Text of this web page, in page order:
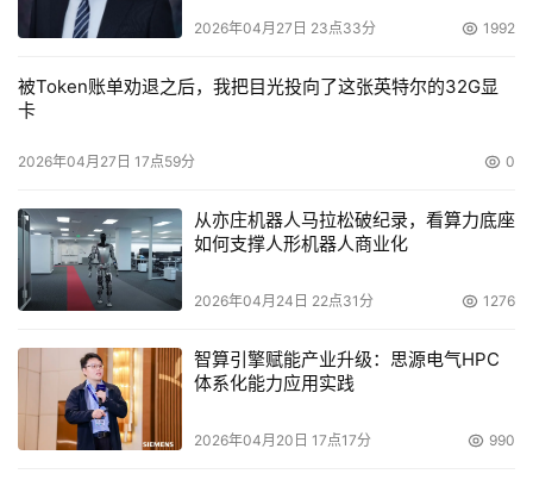
2026年04月27日 23点33分 1992
被Token账单劝退之后，我把目光投向了这张英特尔的32G显
卡
2026年04月27日 17点59分 0
从亦庄机器人马拉松破纪录，看算力底座
如何支撑人形机器人商业化
2026年04月24日 22点31分 1276
智算引擎赋能产业升级：思源电气HPC
体系化能力应用实践
2026年04月20日 17点17分 990